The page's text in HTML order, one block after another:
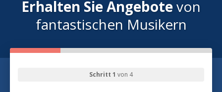
Erhalten Sie Angebotevon
fantastischen Musikern
Schritt 1 von 4